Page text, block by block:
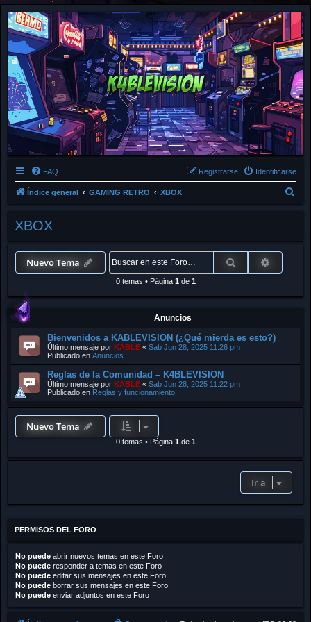
FAQ Identificarse
Registrarse
Índice general GAMING RETRO XBOX
XBOX
Nuevo Tema Buscar
0 temas • Página 1 de 1
Anuncios
Bienvenidos a KABLEVISION (¿Qué mierda es esto?)
Último mensaje por KABLE « Sab Jun 28, 2025 11:26 pm
Publicado en Anuncios
Reglas de la Comunidad – K4BLEVISION
Último mensaje por KABLE « Sab Jun 28, 2025 11:22 pm
Publicado en Reglas y funcionamiento
Nuevo Tema
0 temas • Página 1 de 1
Ir a
PERMISOS DEL FORO
No puede abrir nuevos temas en este Foro
No puede responder a temas en este Foro
No puede editar sus mensajes en este Foro
No puede borrar sus mensajes en este Foro
No puede enviar adjuntos en este Foro